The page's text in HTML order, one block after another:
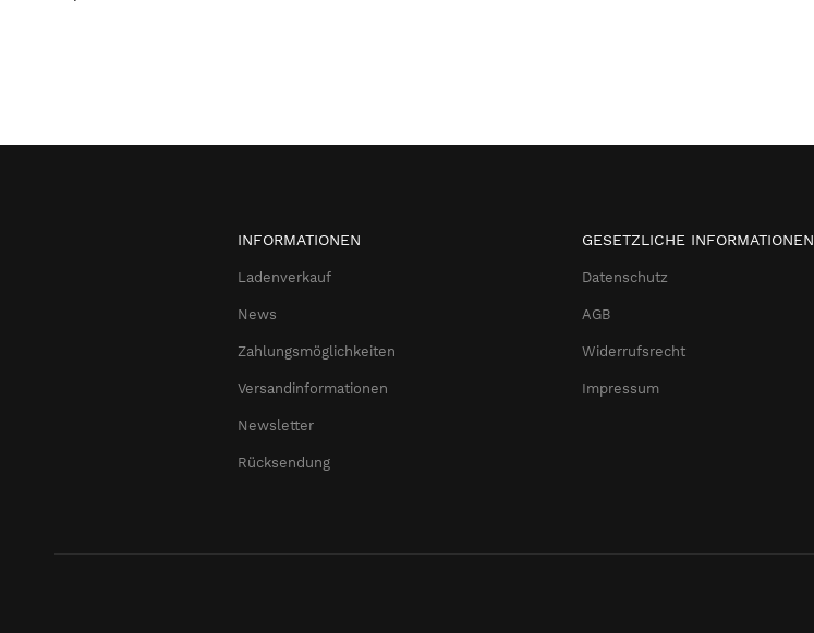
INFORMATIONEN
Ladenverkauf
News
Zahlungsmöglichkeiten
Versandinformationen
Newsletter
Rücksendung
GESETZLICHE INFORMATIONEN
Datenschutz
AGB
Widerrufsrecht
Impressum